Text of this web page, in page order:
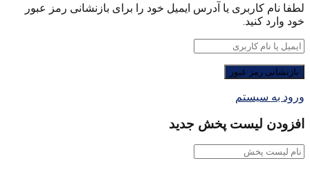
لطفا نام کاربری یا آدرس ایمیل خود را برای بازنشانی رمز عبور
خود وارد کنید.
ورود به سیستم
افزودن لیست پخش جدید